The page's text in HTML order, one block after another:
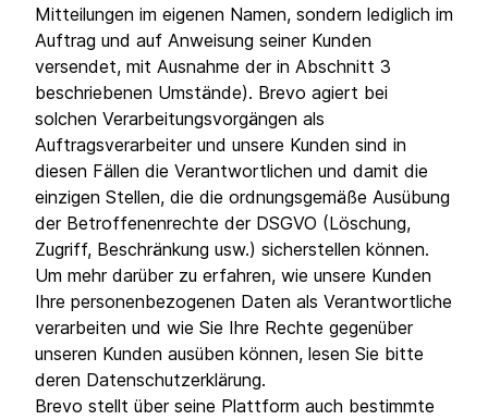
Mitteilungen im eigenen Namen, sondern lediglich im
Auftrag und auf Anweisung seiner Kunden
versendet, mit Ausnahme der in Abschnitt 3
beschriebenen Umstände). Brevo agiert bei
solchen Verarbeitungsvorgängen als
Auftragsverarbeiter und unsere Kunden sind in
diesen Fällen die Verantwortlichen und damit die
einzigen Stellen, die die ordnungsgemäße Ausübung
der Betroffenenrechte der DSGVO (Löschung,
Zugriff, Beschränkung usw.) sicherstellen können.
Um mehr darüber zu erfahren, wie unsere Kunden
Ihre personenbezogenen Daten als Verantwortliche
verarbeiten und wie Sie Ihre Rechte gegenüber
unseren Kunden ausüben können, lesen Sie bitte
deren Datenschutzerklärung.
Brevo stellt über seine Plattform auch bestimmte